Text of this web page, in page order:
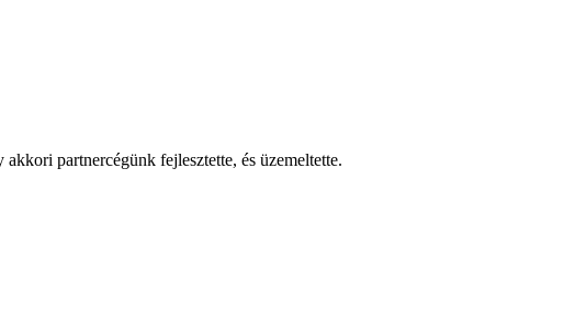
partnercégünk fejlesztette, és üzemeltette.